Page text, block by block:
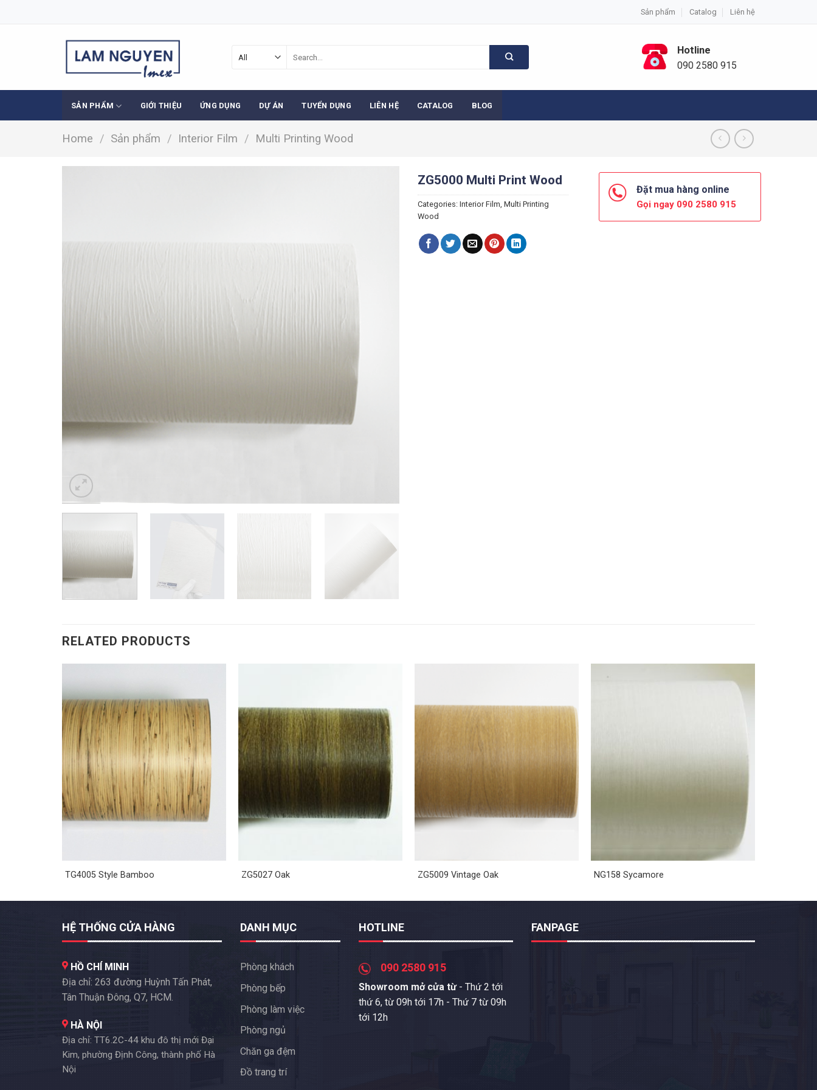
Sản phẩm Catalog Liên hệ
for:
Hotline
090 2580 915
SẢN PHẨM GIỚI THIỆU ỨNG DỤNG DỰ ÁN TUYỂN DỤNG LIÊN HỆ CATALOG BLOG
Home / Sản phẩm / Interior Film / Multi Printing Wood
ZG5000 Multi Print Wood
Categories: Interior Film, Multi Printing
Wood
Đặt mua hàng online
Gọi ngay 090 2580 915
RELATED PRODUCTS
TG4005 Style Bamboo ZG5027 Oak ZG5009 Vintage Oak NG158 Sycamore
HỆ THỐNG CỬA HÀNG
HỒ CHÍ MINH
Địa chỉ: 263 đường Huỳnh Tấn Phát,
Tân Thuận Đông, Q7, HCM.
HÀ NỘI
Địa chỉ: TT6.2C-44 khu đô thị mới Đại
Kim, phường Định Công, thành phố Hà
Nội
DANH MỤC
Phòng khách
Phòng bếp
Phòng làm việc
Phòng ngủ
Chăn ga đệm
Đồ trang trí
HOTLINE
090 2580 915
Showroom mở cửa từ - Thứ 2 tới
thứ 6, từ 09h tới 17h - Thứ 7 từ 09h
tới 12h
FANPAGE